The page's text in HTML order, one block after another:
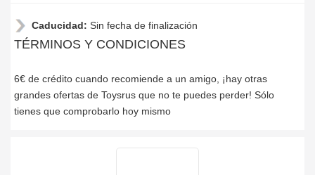
Caducidad: Sin fecha de finalización
TÉRMINOS Y CONDICIONES
6€ de crédito cuando recomiende a un amigo, ¡hay otras
grandes ofertas de Toysrus que no te puedes perder! Sólo
tienes que comprobarlo hoy mismo